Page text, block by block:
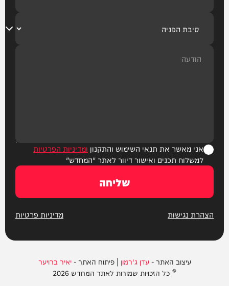
אני מאשר את תנאי השימוש והתקנון ומדיניות הפרטיות
למשלוח תכנים ואישור דיוור לאתר "המחדש"
שליחה
הצהרת נגישות מדיניות פרטיות
עיצוב האתר -עדן ג'רמון | פיתוח האתר -יאיר ברויער
© כל הזכויות שמורות לאתר המחדש 2026